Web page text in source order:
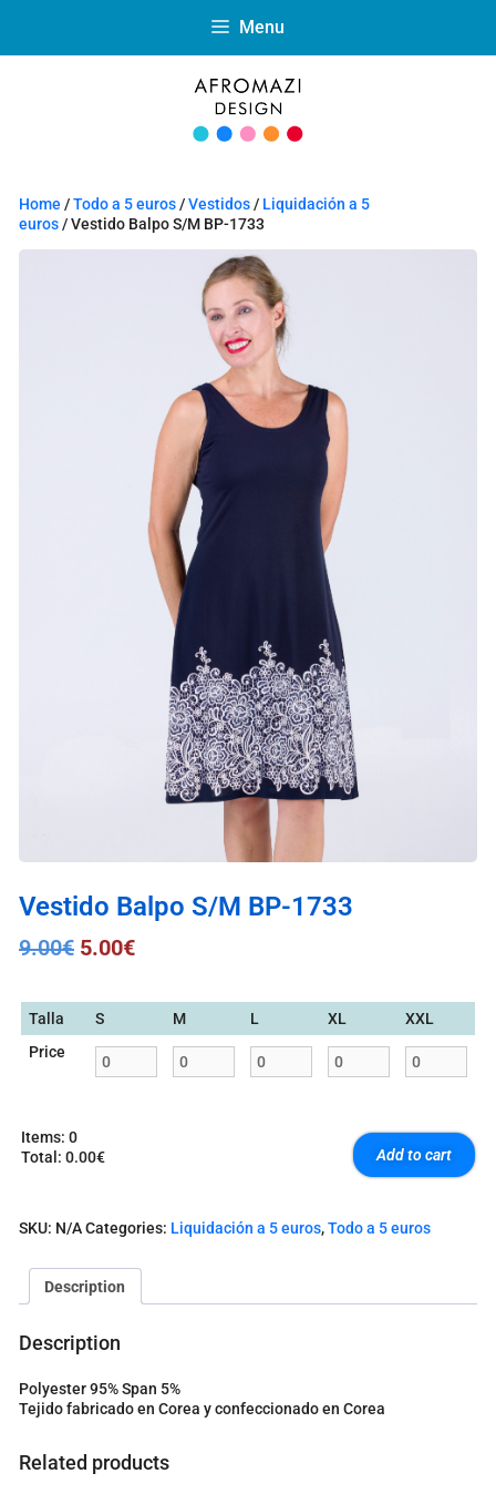
Menu
Home /Todo a 5 euros/Vestidos/ Liquidación a 5
euros/ Vestido Balpo S/M BP-1733
Vestido Balpo S/M BP-1733
9.00€ 5.00€
Talla S M L XL
XXL
Price
Items: 0
Total : 0.00€
e
o
t
o
a
Add to cart
SKU: N/ACategories: Liquidación a 5 euros,Todo a 5 euros
Description
Description
Polyester 95% Span 5%
Tejido fabricado en Corea y confeccionado en Corea
Related products